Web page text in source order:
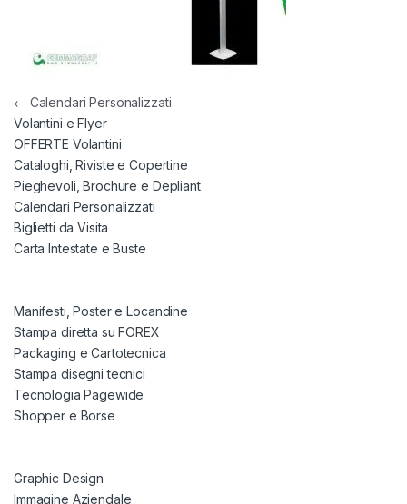
Navigazione articoli
← Calendari Personalizzati
Volantini e Flyer
OFFERTE Volantini
Cataloghi, Riviste e Copertine
Pieghevoli, Brochure e Depliant
Calendari Personalizzati
Biglietti da Visita
Carta Intestate e Buste
Manifesti, Poster e Locandine
Stampa diretta su FOREX
Packaging e Cartotecnica
Stampa disegni tecnici
Tecnologia Pagewide
Shopper e Borse
Graphic Design
Immagine Aziendale